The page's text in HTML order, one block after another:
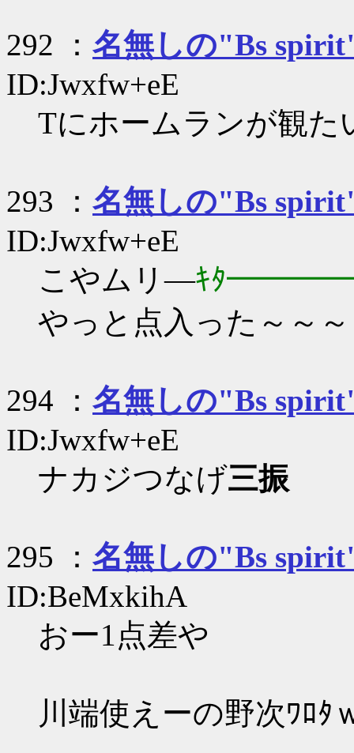
292 ： 名無しの"Bs
ID:Jwxfw+eE
Tにホームランが観た
293 ： 名無しの"Bs
ID:Jwxfw+eE
こやムリ―ｷﾀ
やっと点入った～～～
294 ： 名無しの"Bs
ID:Jwxfw+eE
ナカジつなげ三振
295 ： 名無しの"Bs
ID:BeMxkihA
おー1点差や
川端使えーの野次ﾜﾛﾀ